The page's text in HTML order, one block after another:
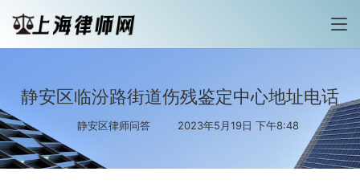
静安区临汾路街道伤残鉴定中心地址电话
静安区律师问答 2023年5月19日 下午8:48